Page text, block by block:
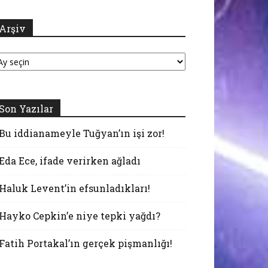
Yazılar
iddianameyle Tuğyan’ın işi zor!
Ece, ifade verirken ağladı
Levent’in efsunladıkları!
Cepkin’e niye tepki yağdı?
Portakal’ın gerçek pişmanlığı!